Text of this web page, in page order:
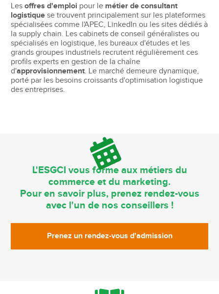
Lesoffres d'emploi pour le métier de consultant
logistique se trouvent principalement sur les plateformes
spécialisées comme l'APEC, LinkedIn ou les sites dédiés à
la supply chain. Les cabinets de conseil généralistes ou
spécialisés en logistique, les bureaux d'études et les
grands groupes industriels recrutent régulièrement ces
profils experts en gestion de la chaîne
d'approvisionnement. Le marché demeure dynamique,
porté par les besoins croissants d'optimisation logistique
des entreprises.
L'ESGCI vous forme aux métiers du
commerce et du marketing.
Pour en savoir plus, prenez rendez-vous
avec l'un de nos conseillers !
Prenez un rendez-vous d'admission